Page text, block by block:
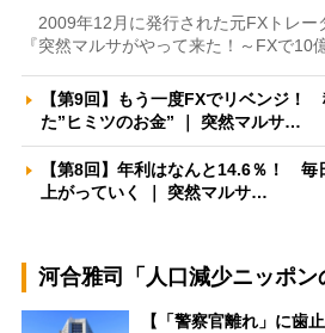
2009年12月に発行された元FXトレー
『突然マルサがやって来た！～FXで10
【第9回】もう一度FXでリベンジ！
た”ヒミツのお金” ｜ 突然マルサ…
【第8回】年利はなんと14.6％！ 毎
上がっていく ｜ 突然マルサ…
河合雅司「人口減少ニッポン
【「警察官離れ」に歯